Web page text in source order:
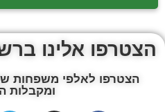
הצטרפו אלינו
הצטרפו לאלפי משפחות
ומקבלות